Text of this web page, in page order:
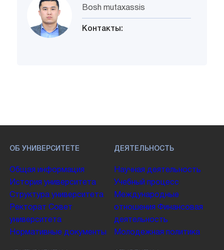
Bosh mutaxassis
Контакты:
ОБ УНИВЕРСИТЕТЕ
Общая информация
История университета
Структура университета
Ректорат Совет
университета
Нормативные документы
ДЕЯТЕЛЬНОСТЬ
Научная деятельность
Учебный процесс
Международные
отношения Финансовая
деятельность
Молодежная политика